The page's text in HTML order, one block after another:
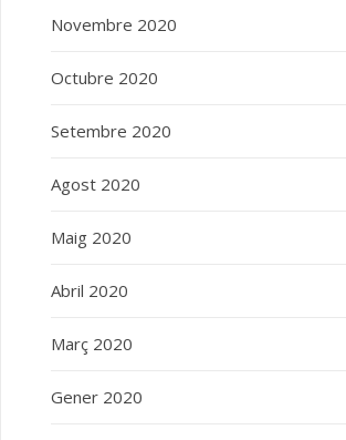
Novembre 2020
Octubre 2020
Setembre 2020
Agost 2020
Maig 2020
Abril 2020
Març 2020
Gener 2020